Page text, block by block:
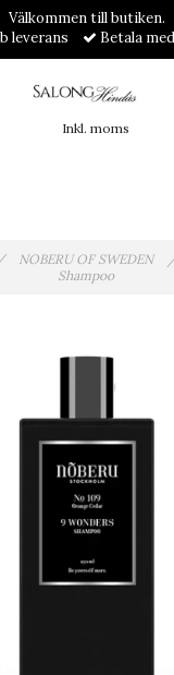
Välkommen till butiken.
leverans
Betala
Inkl. moms
NOBERU OF SWEDEN
Shampoo